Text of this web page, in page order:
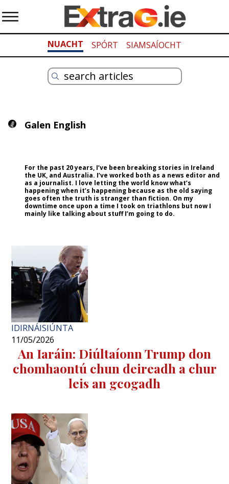
NUACHT SPÓRT SIAMSAÍOCHT
Galen English
For the past 20 years, I’ve been breaking stories in Ireland
the UK, and Australia. I’ve worked both as a news editor and
as a journalist. I love letting the world know what’s
happening when it’s happening because as the old saying
goes often the truth is stranger than fiction. On my
downtime once upon a time I took on triathlons but now I
mainly like talking about stuff I’m going to do.
IDIRNÁISIÚNTA
11/05/2026
An Iaráin: Diúltaíonn Trump don
chomhaontú chun deireadh a chur
leis an gcogadh